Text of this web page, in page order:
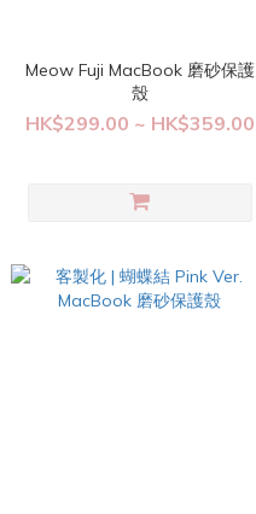
Meow Fuji MacBook 磨砂保護
殼
HK$299.00 ~ HK$359.00